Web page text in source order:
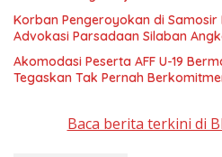
Korban Pengeroyokan di Samosir
Advokasi Parsadaan Silaban
Akomodasi Peserta AFF U-19
Tegaskan Tak Pernah
Baca berita terkini di